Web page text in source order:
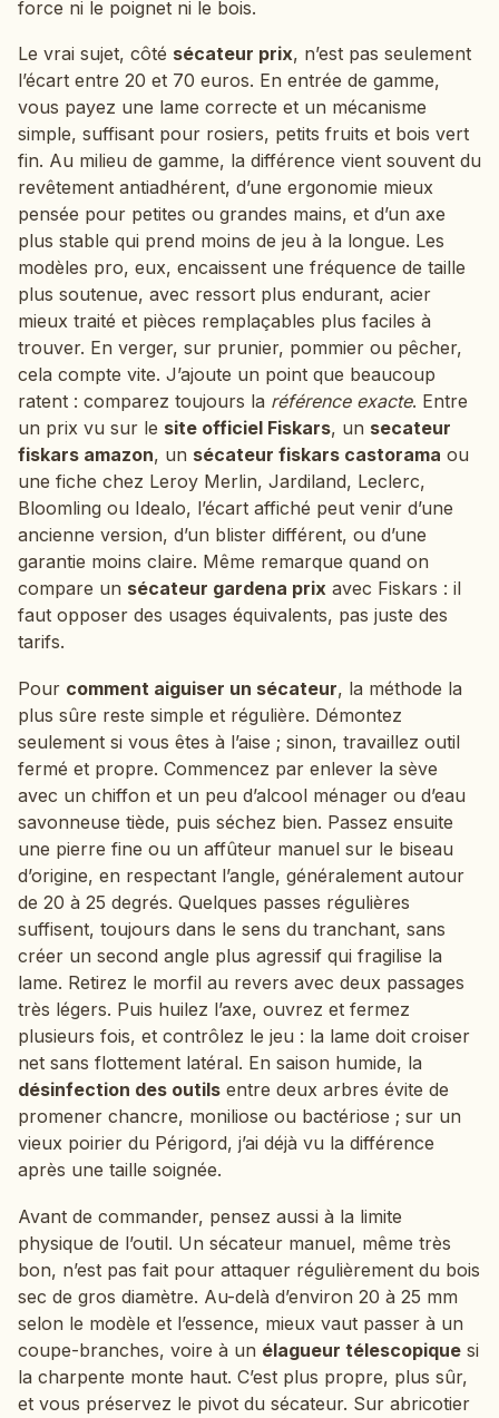
force ni le poignet ni le bois.
Le vrai sujet, côté sécateur prix, n’est pas seulement
l’écart entre 20 et 70 euros. En entrée de gamme,
vous payez une lame correcte et un mécanisme
simple, suffisant pour rosiers, petits fruits et bois vert
fin. Au milieu de gamme, la différence vient souvent du
revêtement antiadhérent, d’une ergonomie mieux
pensée pour petites ou grandes mains, et d’un axe
plus stable qui prend moins de jeu à la longue. Les
modèles pro, eux, encaissent une fréquence de taille
plus soutenue, avec ressort plus endurant, acier
mieux traité et pièces remplaçables plus faciles à
trouver. En verger, sur prunier, pommier ou pêcher,
cela compte vite. J’ajoute un point que beaucoup
ratent : comparez toujours la référence exacte. Entre
un prix vu sur le site officiel Fiskars, un secateur
fiskars amazon, un sécateur fiskars castorama ou
une fiche chez Leroy Merlin, Jardiland, Leclerc,
Bloomling ou Idealo, l’écart affiché peut venir d’une
ancienne version, d’un blister différent, ou d’une
garantie moins claire. Même remarque quand on
compare un sécateur gardena prix avec Fiskars : il
faut opposer des usages équivalents, pas juste des
tarifs.
Pour comment aiguiser un sécateur, la méthode la
plus sûre reste simple et régulière. Démontez
seulement si vous êtes à l’aise ; sinon, travaillez outil
fermé et propre. Commencez par enlever la sève
avec un chiffon et un peu d’alcool ménager ou d’eau
savonneuse tiède, puis séchez bien. Passez ensuite
une pierre fine ou un affûteur manuel sur le biseau
d’origine, en respectant l’angle, généralement autour
de 20 à 25 degrés. Quelques passes régulières
suffisent, toujours dans le sens du tranchant, sans
créer un second angle plus agressif qui fragilise la
lame. Retirez le morfil au revers avec deux passages
très légers. Puis huilez l’axe, ouvrez et fermez
plusieurs fois, et contrôlez le jeu : la lame doit croiser
net sans flottement latéral. En saison humide, la
désinfection des outils entre deux arbres évite de
promener chancre, moniliose ou bactériose ; sur un
vieux poirier du Périgord, j’ai déjà vu la différence
après une taille soignée.
Avant de commander, pensez aussi à la limite
physique de l’outil. Un sécateur manuel, même très
bon, n’est pas fait pour attaquer régulièrement du bois
sec de gros diamètre. Au-delà d’environ 20 à 25 mm
selon le modèle et l’essence, mieux vaut passer à un
coupe-branches, voire à un élagueur télescopique si
la charpente monte haut. C’est plus propre, plus sûr,
et vous préservez le pivot du sécateur. Sur abricotier